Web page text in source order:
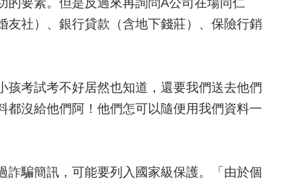
的要素。但是反過來再詢問A公司在場同仁
社）、銀行貸款（含地下錢莊）、保險行銷
考試考不好居然也知道，還要我們送去他們
沒給他們阿！他們怎可以隨便用我們資料一
騙簡訊，可能要列入國家級保護。「由於個